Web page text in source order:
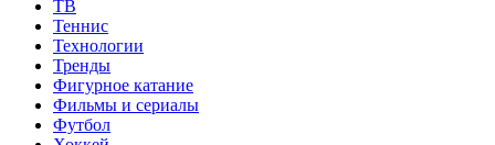
ТВ
Теннис
Технологии
Тренды
Фигурное катание
Фильмы и сериалы
Футбол